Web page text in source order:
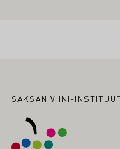
Alatunniste
SAKSAN VIINI-